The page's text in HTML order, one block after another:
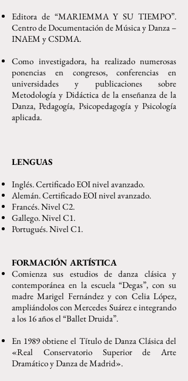
Editora de “MARIEMMA Y SU TIEMPO”.
Centro de Documentación de Música y Danza –
INAEM y CSDMA.
Como investigadora, ha realizado numerosas
ponencias en congresos, conferencias en
universidades y publicaciones sobre
Metodología y Didáctica de la enseñanza de la
Danza, Pedagogía, Psicopedagogía y Psicología
aplicada.
LENGUAS
Inglés. Certificado EOI nivel avanzado.
Alemán. Certificado EOI nivel avanzado.
Francés. Nivel C2.
Gallego. Nivel C1.
Portugués. Nivel C1.
FORMACIÓN ARTÍSTICA
Comienza sus estudios de danza clásica y
contemporánea en la escuela “Degas”, con su
madre Marigel Fernández y con Celia López,
ampliándolos con Mercedes Suárez e integrando
a los 16 años el “Ballet Druida”.
En 1989 obtiene el Título de Danza Clásica del
«Real Conservatorio Superior de Arte
Dramático y Danza de Madrid».